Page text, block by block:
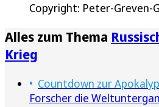
Copyright: Peter-Greven-
Alles zum Thema
Krieg
Countdown zur
Forscher die